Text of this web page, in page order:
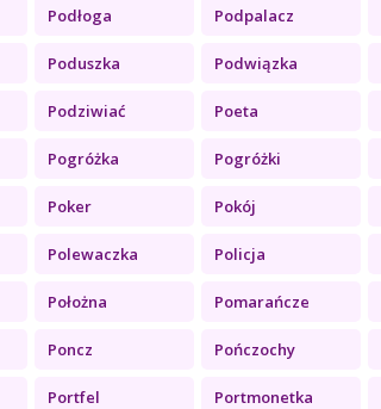
Podłoga Podpalacz
Poduszka Podwiązka
Podziwiać Poeta
Pogróżka Pogróżki
Poker Pokój
Polewaczka Policja
Położna Pomarańcze
Poncz Pończochy
Portfel Portmonetka